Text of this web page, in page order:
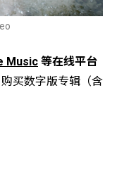
Music 等在线平台
购买数字版专辑（含